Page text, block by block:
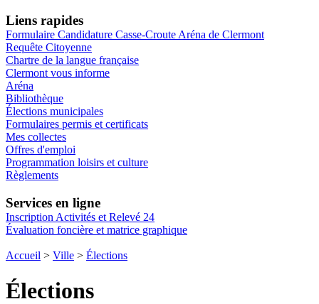
Liens rapides
Formulaire Candidature Casse-Croute Aréna de Clermont
Requête Citoyenne
Chartre de la langue française
Clermont vous informe
Aréna
Bibliothèque
Élections municipales
Formulaires permis et certificats
Mes collectes
Offres d'emploi
Programmation loisirs et culture
Règlements
Services en ligne
Inscription Activités et Relevé 24
Évaluation foncière et matrice graphique
Accueil > Ville > Élections
Élections